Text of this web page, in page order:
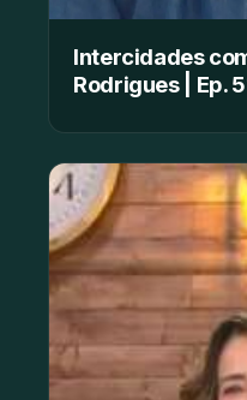
Intercidades
Rodrigues | Ep.